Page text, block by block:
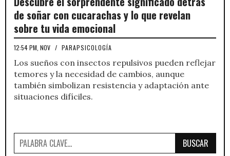
de soñar con cucarachas y lo que revelan
sobre tu vida emocional
12:54 PM, NOV / PARAPSICOLOGÍA
Los sueños con insectos repulsivos pueden reflejar
temores y la necesidad de cambios, aunque
también simbolizan resistencia y adaptación ante
situaciones difíciles.
BUSCAR